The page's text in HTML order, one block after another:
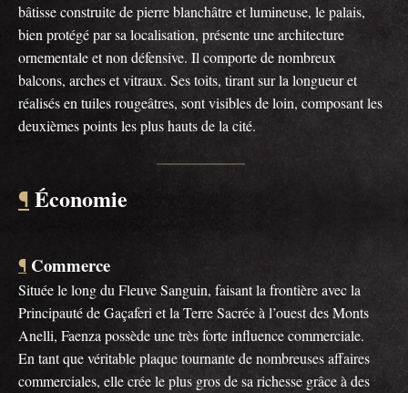
bâtisse construite de pierre blanchâtre et lumineuse, le palais,
bien protégé par sa localisation, présente une architecture
ornementale et non défensive. Il comporte de nombreux
balcons, arches et vitraux. Ses toits, tirant sur la longueur et
réalisés en tuiles rougeâtres, sont visibles de loin, composant les
deuxièmes points les plus hauts de la cité.
¶ Économie
¶ Commerce
Située le long du Fleuve Sanguin, faisant la frontière avec la
Principauté de Gaçaferi et la Terre Sacrée à l’ouest des Monts
Anelli, Faenza possède une très forte influence commerciale.
En tant que véritable plaque tournante de nombreuses affaires
commerciales, elle crée le plus gros de sa richesse grâce à des